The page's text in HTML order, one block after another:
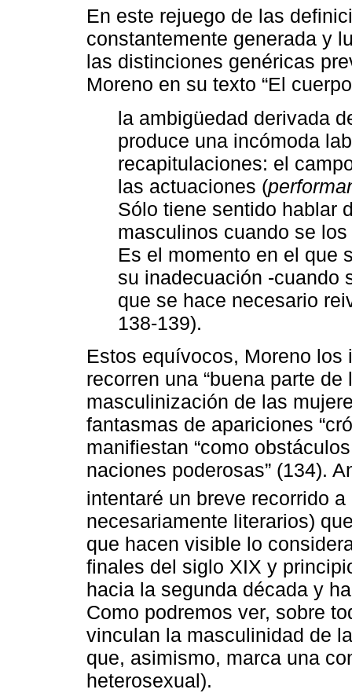
En este rejuego de las
constantemente generada y
las distinciones genéricas
Moreno en su texto “El
la ambigüedad derivada
produce una incómoda
recapitulaciones: el
las actuaciones (
Sólo tiene sentido hablar
masculinos cuando se
Es el momento en el que
su inadecuación -cuando
que se hace necesario
138-139).
Estos equívocos, Moreno
recorren una “buena parte
masculinización de las
fantasmas de apariciones
manifiestan “como
naciones poderosas” (134).
intentaré un breve recorrido
necesariamente literarios)
que hacen visible lo
finales del siglo XIX y
hacia la segunda década y
Como podremos ver, sobre
vinculan la masculinidad de
que, asimismo, marca una
heterosexual).